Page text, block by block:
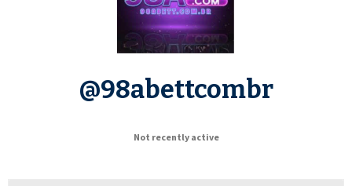
@98abettcombr
Not recently active